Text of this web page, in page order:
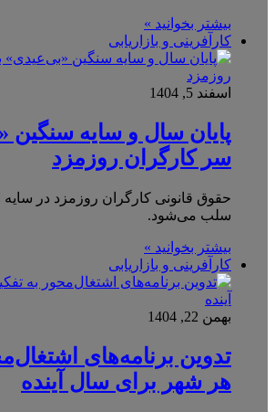
بیشتر بخوانید »
کارآفرینی و بازاریابی
اسفند 5, 1404
پایان سال و سایه سنگین
سر کارگران روزمزد
حقوق قانونی کارگران روزمزد در سایه
سلب می‌شود.
بیشتر بخوانید »
کارآفرینی و بازاریابی
بهمن 22, 1404
تدوین برنامه‌های
هر شهر برای سال آینده